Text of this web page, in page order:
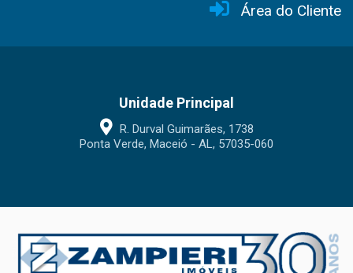
Área do Cliente
Unidade Principal
R. Durval Guimarães, 1738
Ponta Verde, Maceió - AL, 57035-060